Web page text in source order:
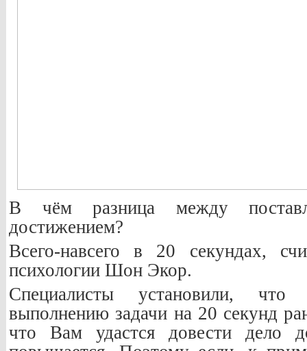
В чём разница между
достижением?
Всего-навсего в 20 секундах,
психологии Шон Экор.
Специалисты установили,
выполнению задачи на 20 секунд
что Вам удастся довести дело